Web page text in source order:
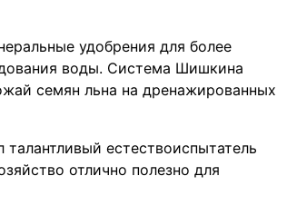
удобрения для более
воды. Система Шишкина
семян льна на дренажированных
естествоиспытатель
отлично полезно для